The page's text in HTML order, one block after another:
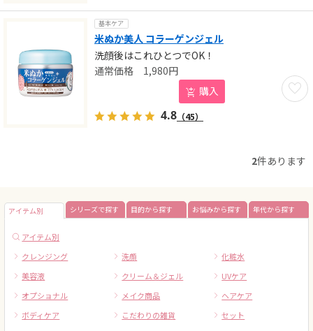
基本ケア
米ぬか美人 コラーゲンジェル
洗顔後はこれひとつでOK！
お気
1,980円
購入
4.8 （45）
2件あります
アイテム別 シリーズで探す 目的から探す お悩みから探す 年代から探す
アイテム別
クレンジング
洗顔
化粧水
美容液
クリーム＆ジェル
UVケア
オプショナル
メイク商品
ヘアケア
ボディケア
こだわりの雑貨 セット